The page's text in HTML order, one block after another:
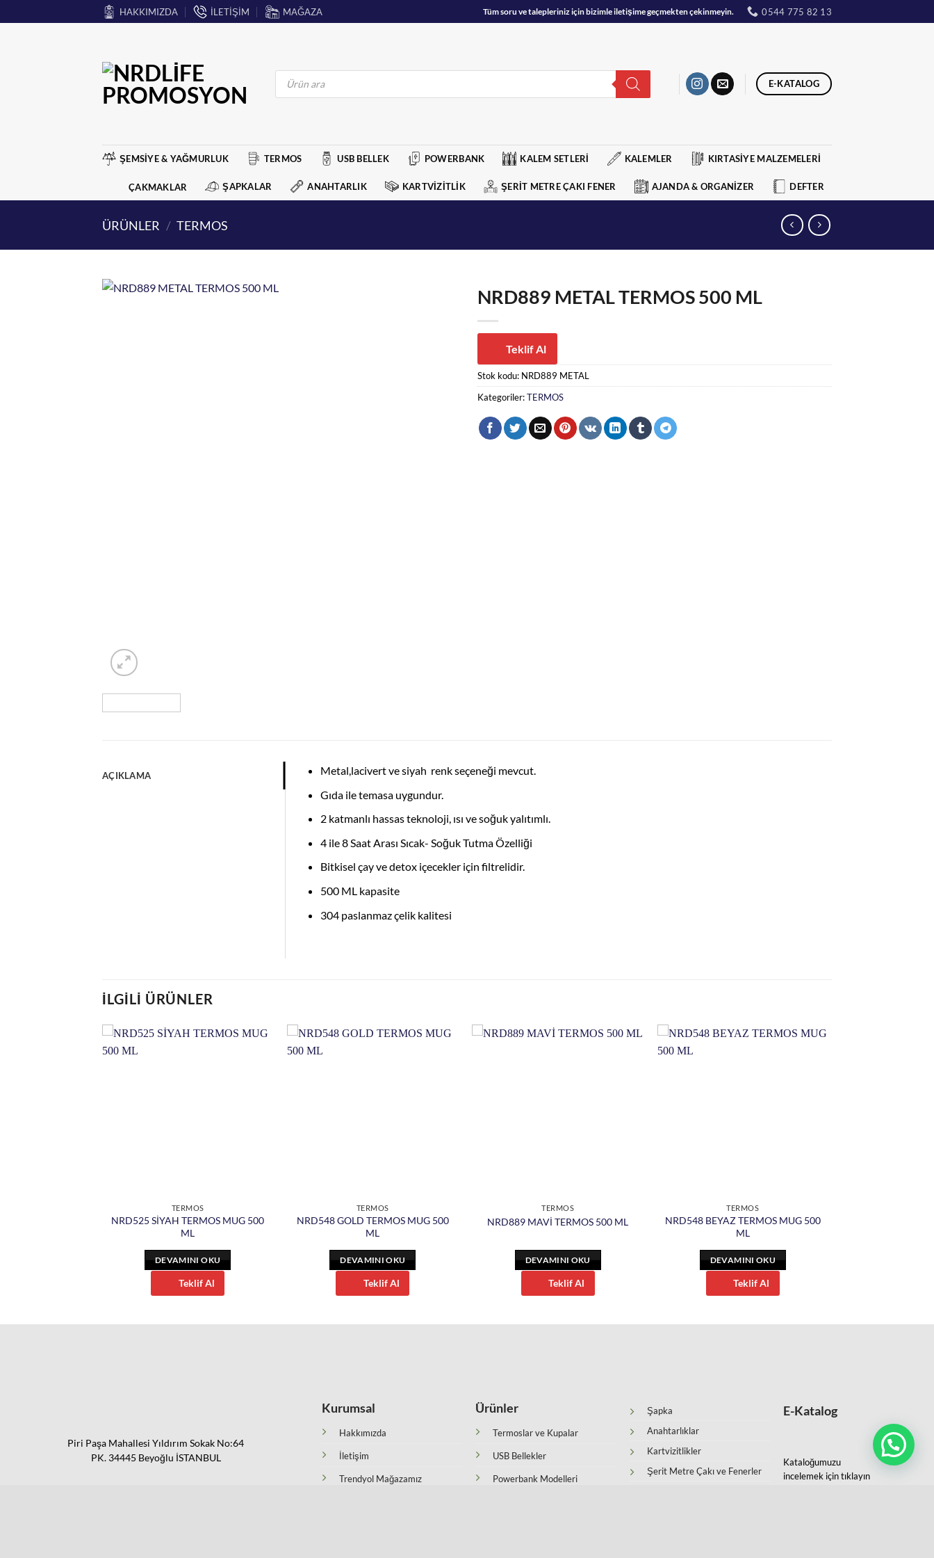
atla
HAKKIMIZDA İLETİŞİM MAĞAZA Tüm soru ve talepleriniz için bizimle iletişime geçmekten çekinmeyin. 0544 775 82 13
Products
search
E-KATALOG
ŞEMSİYE & YAĞMURLUK TERMOS USB BELLEK POWERBANK KALEM SETLERİ KALEMLER KIRTASİYE MALZEMELERİ
ÇAKMAKLAR ŞAPKALAR ANAHTARLIK KARTVİZİTLİK ŞERİT METRE ÇAKI FENER AJANDA & ORGANİZER DEFTER
ÜRÜNLER / TERMOS
NRD889 METAL TERMOS 500 ML
Teklif Al
Stok kodu: NRD889 METAL
Kategoriler:TERMOS
AÇIKLAMA
Metal,lacivert ve siyah renk seçeneği mevcut.
Gıda ile temasa uygundur.
2 katmanlı hassas teknoloji, ısı ve soğuk yalıtımlı.
4 ile 8 Saat Arası Sıcak- Soğuk Tutma Özelliği
Bitkisel çay ve detox içecekler için filtrelidir.
500 ML kapasite
304 paslanmaz çelik kalitesi
İLGILI ÜRÜNLER
TERMOS
NRD525 SİYAH TERMOS MUG 500
ML
DEVAMINI OKU
Teklif Al
TERMOS
NRD548 GOLD TERMOS MUG 500
ML
DEVAMINI OKU
Teklif Al
TERMOS
NRD889 MAVİ TERMOS 500 ML
DEVAMINI OKU
Teklif Al
TERMOS
NRD548 BEYAZ TERMOS MUG 500
ML
DEVAMINI OKU
Teklif Al
Piri Paşa Mahallesi Yıldırım Sokak No:64
PK. 34445 Beyoğlu İSTANBUL
Kurumsal
Hakkımızda
İletişim
Trendyol Mağazamız
Ürünler
Termoslar ve Kupalar
USB Bellekler
Powerbank Modelleri
Şapka
Anahtarlıklar
Kartvizitlikler
Şerit Metre Çakı ve Fenerler
E-Katalog
Kataloğumuzu
incelemek için tıklayın